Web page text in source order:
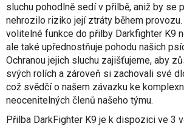
sluchu pohodlně sedí v přilbě, aniž by se
nehrozilo riziko její ztráty během
volitelné funkce do přilby Darkfighter K9
ale také upřednostňuje pohodu našich
Ochranou jejich sluchu zajišťujeme, aby
svých rolích a zároveň si zachovali své
což svědčí o našem závazku ke
neocenitelných členů našeho týmu.
Přilba DarkFighter K9 je k dispozici ve 3